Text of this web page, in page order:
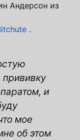
Андерсон из
.
и
мое
об этом